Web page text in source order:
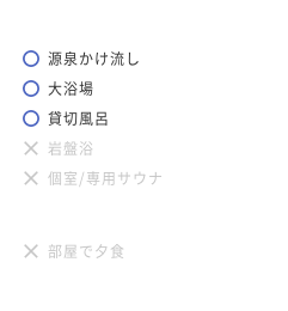
源泉かけ流し
大浴場
貸切風呂
岩盤浴
個室/専用サウナ
部屋で夕食